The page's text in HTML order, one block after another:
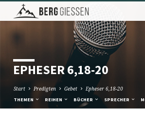
EPHESER 6,18-20
Start Predigten Gebet Epheser 6,18-20
THEMEN REIHEN BÜCHER SPRECHER